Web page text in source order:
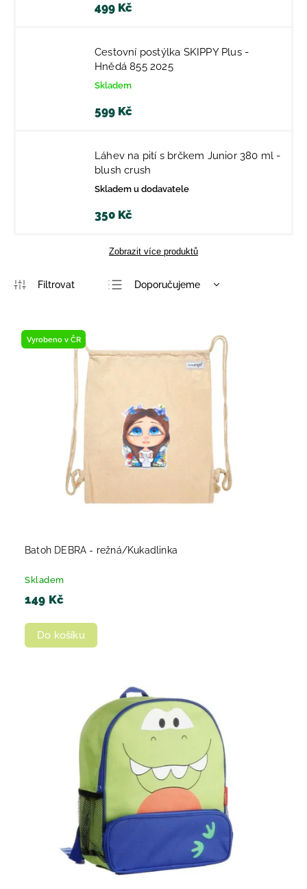
499 Kč
Cestovní postýlka SKIPPY Plus -
Hnědá 855 2025
Skladem
599 Kč
Láhev na pití s brčkem Junior 380 ml -
blush crush
Skladem u dodavatele
350 Kč
Zobrazit více produktů
Doporučujeme
Nejprodávanější
Vyrobeno v ČR
Batoh DEBRA - režná/Kukadlinka
Skladem
149 Kč
Do košíku